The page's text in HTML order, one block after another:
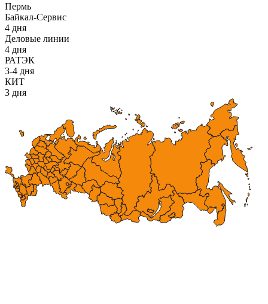
Пермь
Байкал-Сервис
4 дня
Деловые линии
4 дня
РАТЭК
3-4 дня
КИТ
3 дня